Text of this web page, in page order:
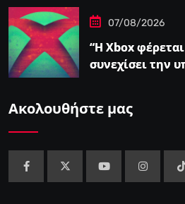
07/08/2026
“Η Xbox
συνεχίσει την
Ακολουθήστε μας